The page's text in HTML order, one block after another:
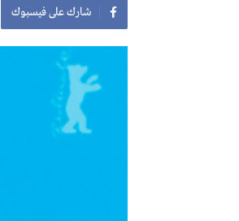
شارك على فيسبوك